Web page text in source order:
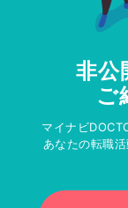
非公
ご
マイナビ
あなたの転職